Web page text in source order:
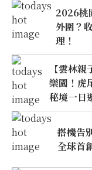
2026桃
外圍？
理！
【雲林
樂園！虎
秘境一日
搭機告
全球首